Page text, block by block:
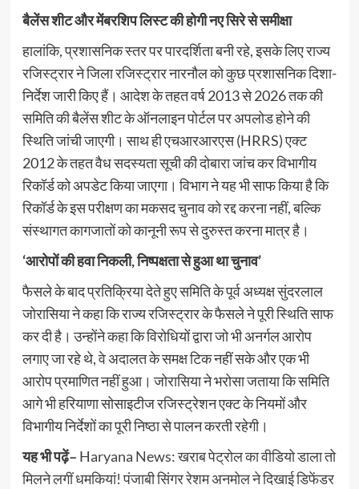
बैलेंस शीट और मेंबरशिप लिस्ट की होगी नए सिरे से समीक्षा
हालांकि, प्रशासनिक स्तर पर पारदर्शिता बनी रहे, इसके लिए राज्य
रजिस्ट्रार ने जिला रजिस्ट्रार नारनौल को कुछ प्रशासनिक दिशा-
निर्देश जारी किए हैं। आदेश के तहत वर्ष 2013 से 2026 तक की
समिति की बैलेंस शीट के ऑनलाइन पोर्टल पर अपलोड होने की
स्थिति जांची जाएगी। साथ ही एचआरआरएस (HRRS) एक्ट
2012 के तहत वैध सदस्यता सूची की दोबारा जांच कर विभागीय
रिकॉर्ड को अपडेट किया जाएगा। विभाग ने यह भी साफ किया है कि
रिकॉर्ड के इस परीक्षण का मकसद चुनाव को रद्द करना नहीं, बल्कि
संस्थागत कागजातों को कानूनी रूप से दुरुस्त करना मात्र है।
‘आरोपों की हवा निकली, निष्पक्षता से हुआ था चुनाव’
फैसले के बाद प्रतिक्रिया देते हुए समिति के पूर्व अध्यक्ष सुंदरलाल
जोरासिया ने कहा कि राज्य रजिस्ट्रार के फैसले ने पूरी स्थिति साफ
कर दी है। उन्होंने कहा कि विरोधियों द्वारा जो भी अनर्गल आरोप
लगाए जा रहे थे, वे अदालत के समक्ष टिक नहीं सके और एक भी
आरोप प्रमाणित नहीं हुआ। जोरासिया ने भरोसा जताया कि समिति
आगे भी हरियाणा सोसाइटीज रजिस्ट्रेशन एक्ट के नियमों और
विभागीय निर्देशों का पूरी निष्ठा से पालन करती रहेगी।
यह भी पढ़ें– Haryana News: खराब पेट्रोल का वीडियो डाला तो
मिलने लगीं धमकियां! पंजाबी सिंगर रेशम अनमोल ने दिखाई डिफेंडर